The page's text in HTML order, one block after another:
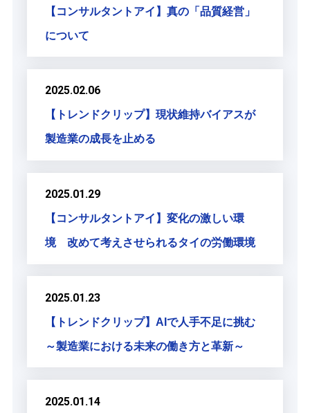
【コンサルタントアイ】真の「品質経営」
について
2025.02.06
【トレンドクリップ】現状維持バイアスが
製造業の成長を止める
2025.01.29
【コンサルタントアイ】変化の激しい環
境 改めて考えさせられるタイの労働環境
2025.01.23
【トレンドクリップ】AIで人手不足に挑む
～製造業における未来の働き方と革新～
2025.01.14